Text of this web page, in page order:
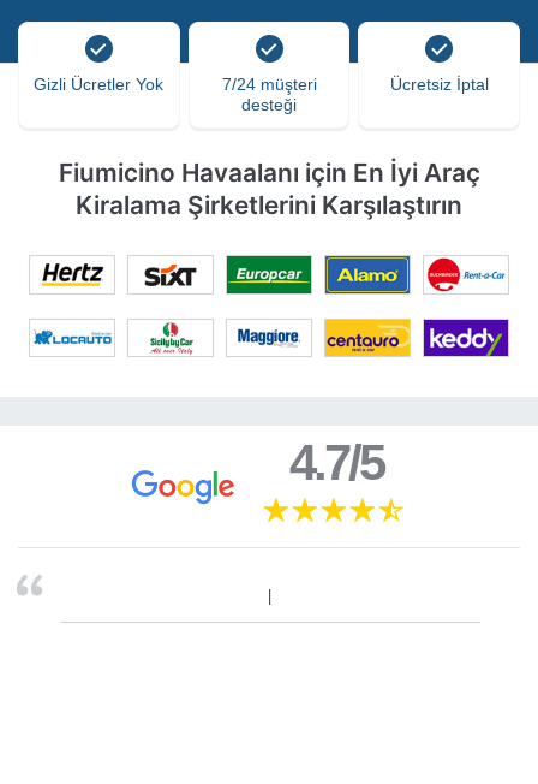
Gizli Ücretler Yok
7/24 müşteri
desteği
Ücretsiz İptal
Fiumicino Havaalanı için En İyi Araç
Kiralama Şirketlerini Karşılaştırın
4.7/5